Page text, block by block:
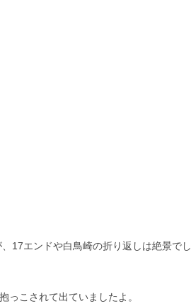
17エンドや白鳥崎の折り返しは絶景でし
っこされて出ていましたよ。